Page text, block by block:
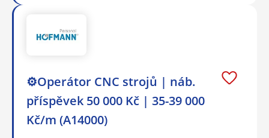
⚙️Operátor CNC strojů ️| náb.
příspěvek 50 000 Kč | 35-39 000
Kč/m (A14000)